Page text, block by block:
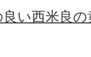
い西米良